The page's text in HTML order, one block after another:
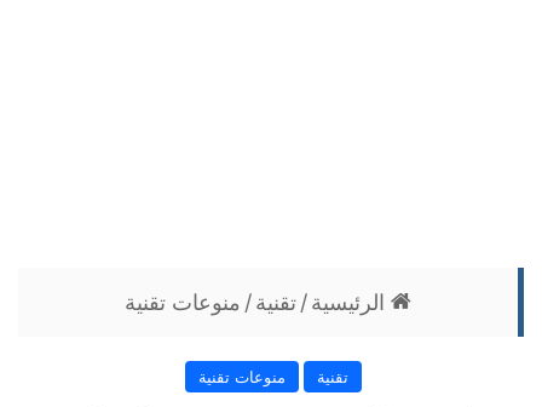
الرئيسية/تقنية/ منوعات تقنية
تقنية منوعات تقنية